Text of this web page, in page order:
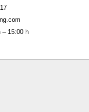
– 15:00 h